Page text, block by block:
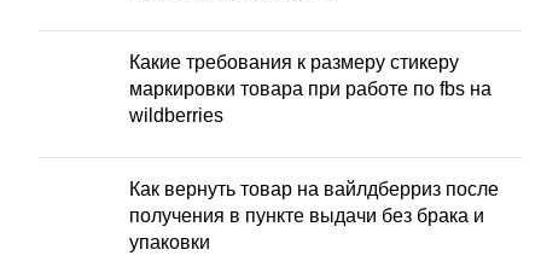
Какие требования к размеру стикеру
маркировки товара при работе по fbs на
wildberries
Как вернуть товар на вайлдберриз после
получения в пункте выдачи без брака и
упаковки